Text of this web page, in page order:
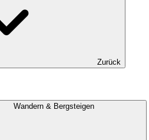
Zurück
Wandern & Bergsteigen